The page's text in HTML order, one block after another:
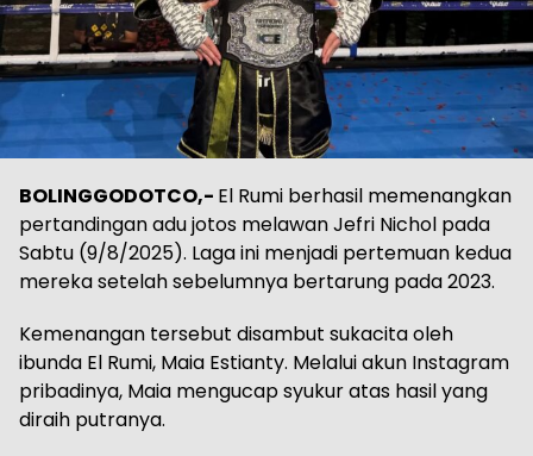
BOLINGGODOTCO,- El Rumi berhasil memenangkan
pertandingan adu jotos melawan Jefri Nichol pada
Sabtu (9/8/2025). Laga ini menjadi pertemuan kedua
mereka setelah sebelumnya bertarung pada 2023.
Kemenangan tersebut disambut sukacita oleh
ibunda El Rumi, Maia Estianty. Melalui akun Instagram
pribadinya, Maia mengucap syukur atas hasil yang
diraih putranya.